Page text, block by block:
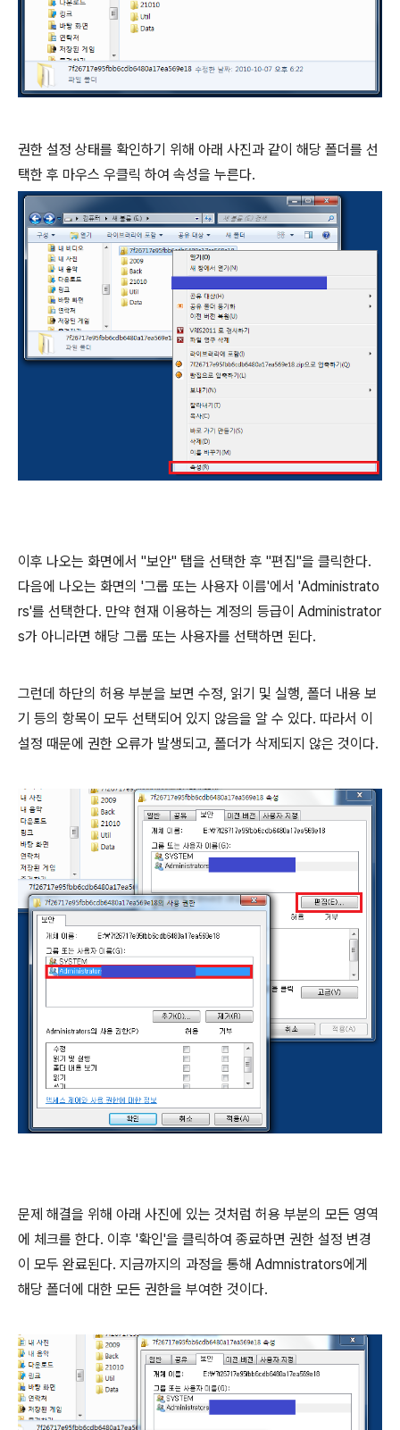
권한 설정 상태를 확인하기 위해 아래 사진과 같이 해당 폴더를 선
택한 후 마우스 우클릭 하여 속성을 누른다.
이후 나오는 화면에서 "보안" 탭을 선택한 후 "편집"을 클릭한다.
다음에 나오는 화면의 '그룹 또는 사용자 이름'에서 'Administrato
rs'를 선택한다. 만약 현재 이용하는 계정의 등급이 Administrator
s가 아니라면 해당 그룹 또는 사용자를 선택하면 된다.
그런데 하단의 허용 부분을 보면 수정, 읽기 및 실행, 폴더 내용 보
기 등의 항목이 모두 선택되어 있지 않음을 알 수 있다. 따라서 이
설정 때문에 권한 오류가 발생되고, 폴더가 삭제되지 않은 것이다.
문제 해결을 위해 아래 사진에 있는 것처럼 허용 부분의 모든 영역
에 체크를 한다. 이후 '확인'을 클릭하여 종료하면 권한 설정 변경
이 모두 완료된다. 지금까지의 과정을 통해 Admnistrators에게
해당 폴더에 대한 모든 권한을 부여한 것이다.